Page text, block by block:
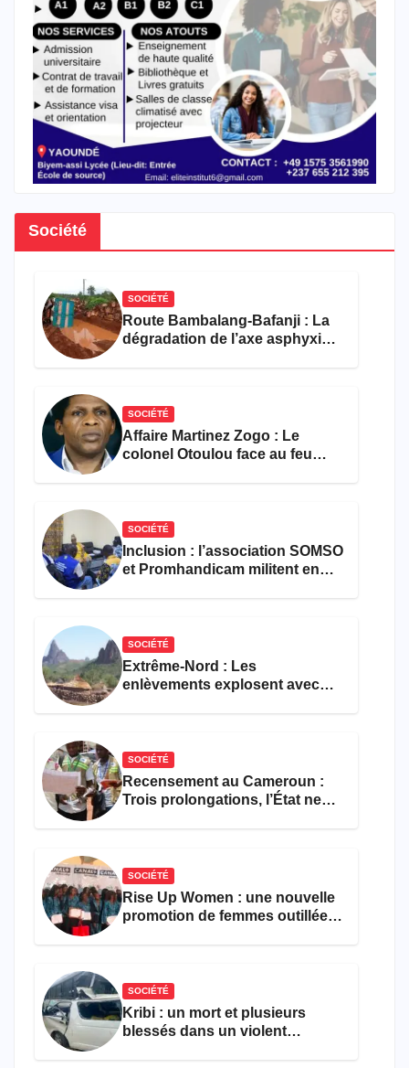
Société
SOCIÉTÉ
Route Bambalang-Bafanji : La
dégradation de l’axe asphyxie
SOCIÉTÉ
Affaire Martinez Zogo : Le
colonel Otoulou face au feu
SOCIÉTÉ
Inclusion : l’association SOMSO
et Promhandicam militent en
SOCIÉTÉ
Extrême-Nord : Les
enlèvements explosent avec
SOCIÉTÉ
Recensement au Cameroun :
Trois prolongations, l’État ne
SOCIÉTÉ
Rise Up Women : une nouvelle
promotion de femmes outillées
SOCIÉTÉ
Kribi : un mort et plusieurs
blessés dans un violent